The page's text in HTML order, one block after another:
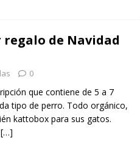
de Navidad
0
que contiene de 5 a 7
tipo de perro. Todo orgánico,
kattobox para sus gatos.
[…]